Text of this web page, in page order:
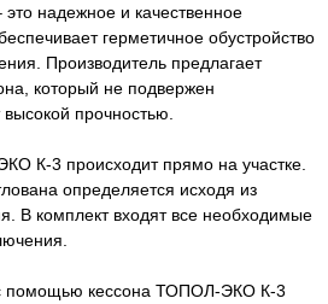
надежное и качественное
герметичное обустройство
Производитель предлагает
который не подвержен
прочностью.
К-3 происходит прямо на участке.
определяется исходя из
В комплект входят все необходимые
помощью кессона ТОПОЛ-ЭКО К-3